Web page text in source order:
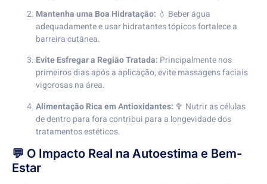
Mantenha uma Boa Hidratação: 💧 Beber água
adequadamente e usar hidratantes tópicos fortalece a
barreira cutânea.
Evite Esfregar a Região Tratada: Principalmente nos
primeiros dias após a aplicação, evite massagens faciais
vigorosas na área.
Alimentação Rica em Antioxidantes: 🥦 Nutrir as células
de dentro para fora contribui para a longevidade dos
tratamentos estéticos.
💬 O Impacto Real na Autoestima e Bem-
Estar